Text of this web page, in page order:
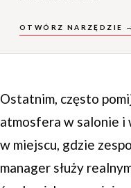
OTWÓRZ NARZĘDZIE
Ostatnim, często
atmosfera w salonie i
w miejscu, gdzie
manager służy